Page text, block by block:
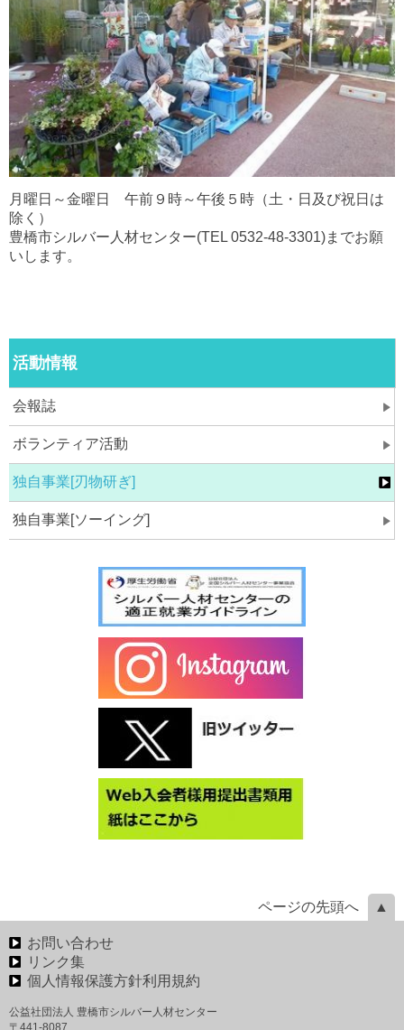
月曜日～金曜日 午前９時～午後５時（土・日及び祝日は
除く）
豊橋市シルバー人材センター(TEL 0532-48-3301)までお願
いします。
活動情報
会報誌
ボランティア活動
独自事業[刃物研ぎ]
独自事業[ソーイング]
ページの先頭へ
お問い合わせ
リンク集
個人情報保護方針利用規約
公益社団法人 豊橋市シルバー人材センター
〒441-8087